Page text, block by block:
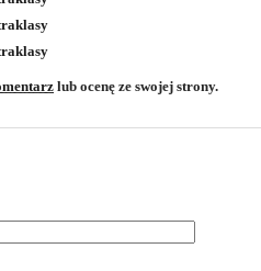
lub ocenę ze swojej strony.